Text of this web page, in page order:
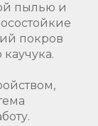
пылью и
покров